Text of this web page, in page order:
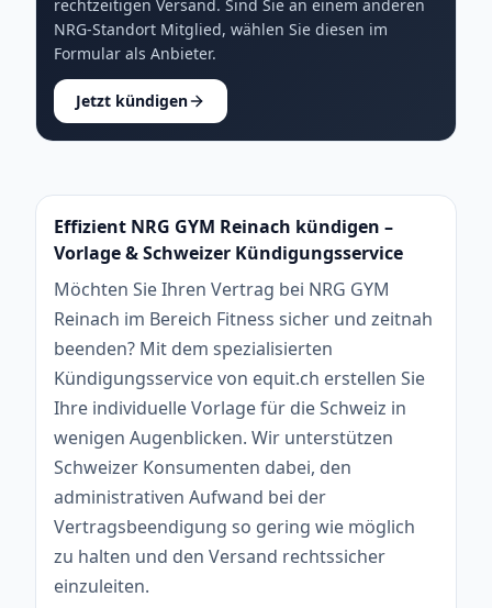
rechtzeitigen Versand. Sind Sie an einem anderen
NRG-Standort Mitglied, wählen Sie diesen im
Formular als Anbieter.
Jetzt kündigen
Effizient NRG GYM Reinach kündigen –
Vorlage & Schweizer Kündigungsservice
Möchten Sie Ihren Vertrag bei NRG GYM
Reinach im Bereich Fitness sicher und zeitnah
beenden? Mit dem spezialisierten
Kündigungsservice von equit.ch erstellen Sie
Ihre individuelle Vorlage für die Schweiz in
wenigen Augenblicken. Wir unterstützen
Schweizer Konsumenten dabei, den
administrativen Aufwand bei der
Vertragsbeendigung so gering wie möglich
zu halten und den Versand rechtssicher
einzuleiten.